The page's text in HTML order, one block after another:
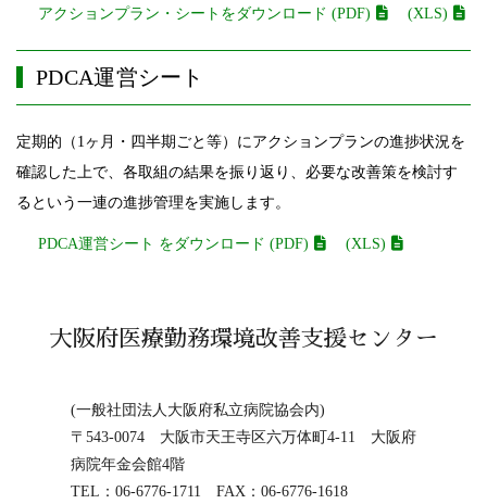
アクションプラン・シートをダウンロード (PDF) (XLS)
PDCA運営シート
定期的（1ヶ月・四半期ごと等）にアクションプランの進捗状況を
確認した上で、各取組の結果を振り返り、必要な改善策を検討す
るという一連の進捗管理を実施します。
PDCA運営シート をダウンロード (PDF) (XLS)
大阪府医療勤務環境改善支援センター
(一般社団法人大阪府私立病院協会内)
〒543-0074 大阪市天王寺区六万体町4-11 大阪府
病院年金会館4階
TEL：06-6776-1711 FAX：06-6776-1618